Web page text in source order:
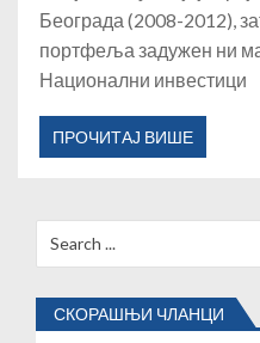
Београда (2008-2012),
портфеља задужен ни
Национални инвестици
ПРОЧИТАЈ ВИШЕ
for:
СКОРАШЊИ ЧЛАНЦИ